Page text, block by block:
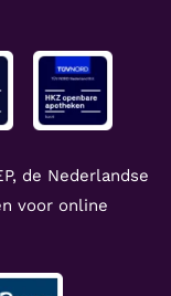
de Nederlandse
voor online